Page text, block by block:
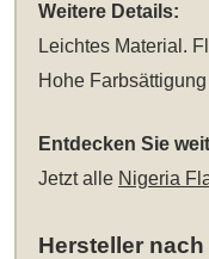
Weitere Details:
Leichtes Material.
Hohe
Entdecken Sie
Jetzt alle Nigeria
Hersteller nach